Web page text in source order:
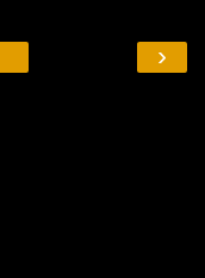
›